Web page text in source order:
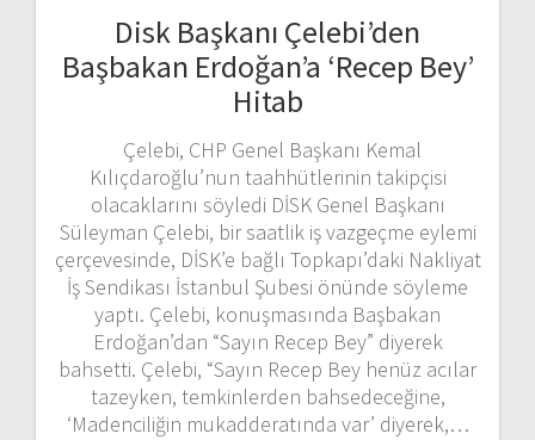
Disk Başkanı Çelebi’den
Başbakan Erdoğan’a ‘Recep Bey’
Hitab
Çelebi, CHP Genel Başkanı Kemal
Kılıçdaroğlu’nun taahhütlerinin takipçisi
olacaklarını söyledi DİSK Genel Başkanı
Süleyman Çelebi, bir saatlik iş vazgeçme eylemi
çerçevesinde, DİSK’e bağlı Topkapı’daki Nakliyat
İş Sendikası İstanbul Şubesi önünde söyleme
yaptı. Çelebi, konuşmasında Başbakan
Erdoğan’dan “Sayın Recep Bey” diyerek
bahsetti. Çelebi, “Sayın Recep Bey henüz acılar
tazeyken, temkinlerden bahsedeceğine,
‘Madenciliğin mukadderatında var’ diyerek,…